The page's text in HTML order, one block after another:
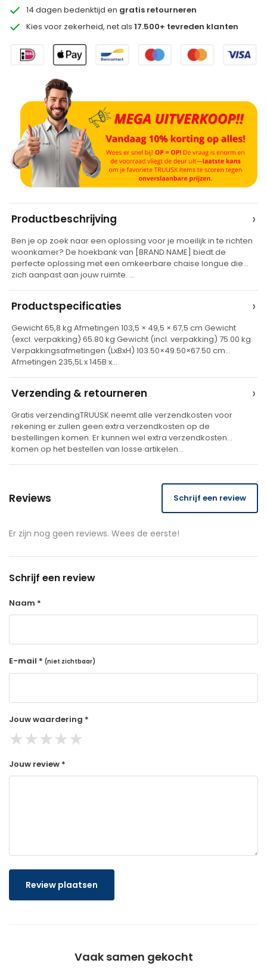
14 dagen bedenktijd en gratis retourneren
Kies voor zekerheid, net als17.500+ tevreden klanten
t
e
a
t
v
e
Productbeschrijving ›
Ben je op zoek naar een oplossing voor je moeilijk in te richten
woonkamer? De hoekbank van [BRAND NAME] biedt de
perfecte oplossing met een omkeerbare chaise longue die
zich aanpast aan jouw ruimte. …
Productspecificaties ›
Gewicht 65,8 kg Afmetingen 103,5 × 49,5 × 67,5 cm Gewicht
(excl. verpakking) 65.80 kg Gewicht (incl. verpakking) 75.00 kg
Verpakkingsafmetingen (LxBxH) 103.50×49.50×67.50 cm
Afmetingen 235,5L x 145B x…
Verzending & retourneren ›
Gratis verzendingTRUUSK neemt alle verzendkosten voor
rekening er zullen geen extra verzendkosten op de
bestellingen komen. Er kunnen wel extra verzendkosten
komen op het bestellen van losse artikelen…
Reviews Schrijf een review
Er zijn nog geen reviews. Wees de eerste!
Schrijf een review
Naam *
E-mail * (niet zichtbaar)
Jouw waardering *
★★★★★
Jouw review *
Review plaatsen
Vaak samen gekocht